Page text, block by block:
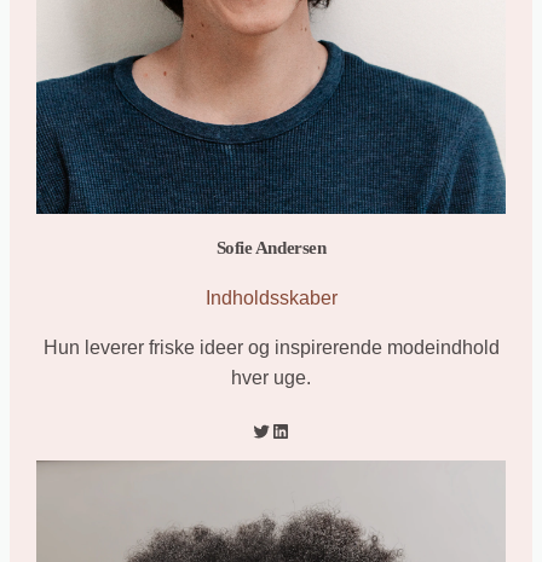
Sofie Andersen
Indholdsskaber
Hun leverer friske ideer og inspirerende modeindhold
hver uge.
Twitter LinkedIn